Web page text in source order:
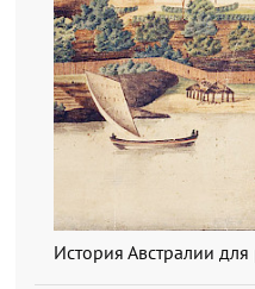
История Австралии